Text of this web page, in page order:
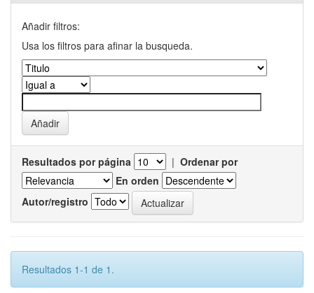
Añadir filtros:
Usa los filtros para afinar la busqueda.
Resultados por página | Ordenar por
En orden
Autor/registro
Resultados 1-1 de 1.